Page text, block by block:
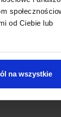
od Ciebie lub
na wszystkie